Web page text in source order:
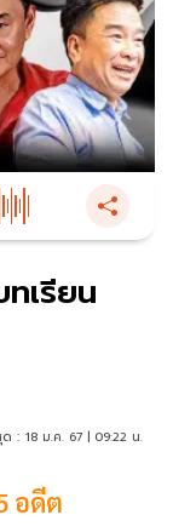
เรียน
: 18 ม.ค. 67 | 09:22 น.
อดีต